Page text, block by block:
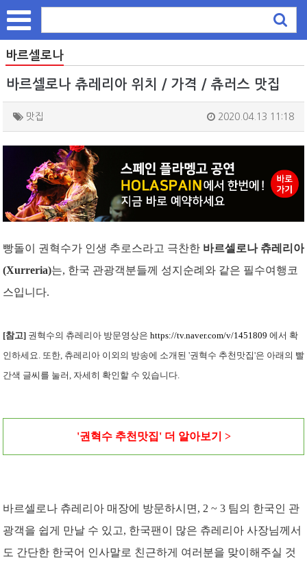
바르셀로나
바르셀로나 츄레리아 위치 / 가격 / 츄러스 맛집
맛집 2020.04.13 11:18
빵돌이 권혁수가 인생 추로스라고 극찬한 바르셀로나 츄레리아
(Xurreria)는, 한국 관광객분들께 성지순례와 같은 필수여행코
스입니다.
[참고] 권혁수의 츄레리아 방문영상은 https://tv.naver.com/v/1451809 에서 확
인하세요. 또한, 츄레리아 이외의 방송에 소개된 '권혁수 추천맛집'은 아래의 빨
간색 글씨를 눌러, 자세히 확인할 수 있습니다.
'권혁수 추천맛집' 더 알아보기 >
바르셀로나 츄레리아 매장에 방문하시면, 2 ~ 3 팀의 한국인 관
광객을 쉽게 만날 수 있고, 한국팬이 많은 츄레리아 사장님께서
도 간단한 한국어 인사말로 친근하게 여러분을 맞이해주실 것